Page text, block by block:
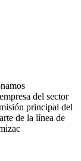
del sector
principal del
de la línea de